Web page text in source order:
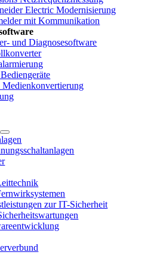
Electric Modernisierung
mit Kommunikation
und Diagnosesoftware
zur IT-Sicherheit